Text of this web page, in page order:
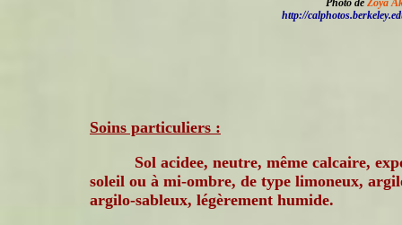
Photo de Zoya
http://
Soins particuliers :
Sol acidee, neutre, même calcaire,
soleil ou à mi-ombre, de type limoneux,
argilo-sableux, légèrement humide.